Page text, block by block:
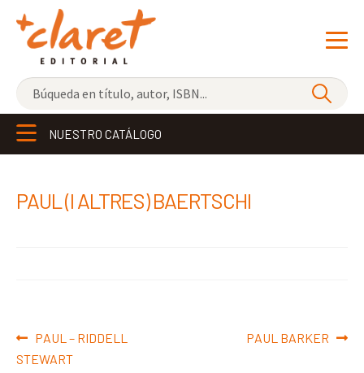
NOVEDADES
LOS MÁS VENDIDOS
NUESTRO CATÁLOGO
PAUL (I ALTRES) BAERTSCHI
Navegación
de
Anterior:
PAUL – RIDDELL
STEWART
Siguiente:
PAUL BARKER